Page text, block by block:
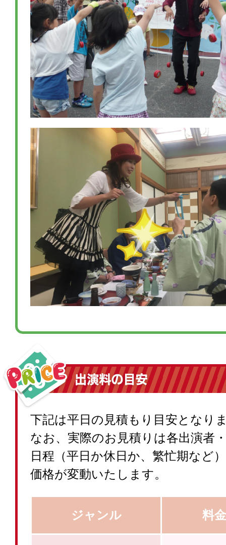
下記は平日の見積もり目安となり
なお、実際のお見積りは各出演者
日程（平日か休日か、繁忙期など
価格が変動いたします。
ジャンル 料